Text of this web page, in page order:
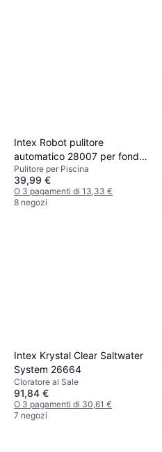
Intex Robot pulitore
automatico 28007 per fondo
piscina fuoriterra ZX50
Pulitore per Piscina
39,99 €
O 3 pagamenti di 13,33 €
8 negozi
Intex Krystal Clear Saltwater
System 26664
Cloratore al Sale
91,84 €
O 3 pagamenti di 30,61 €
7 negozi